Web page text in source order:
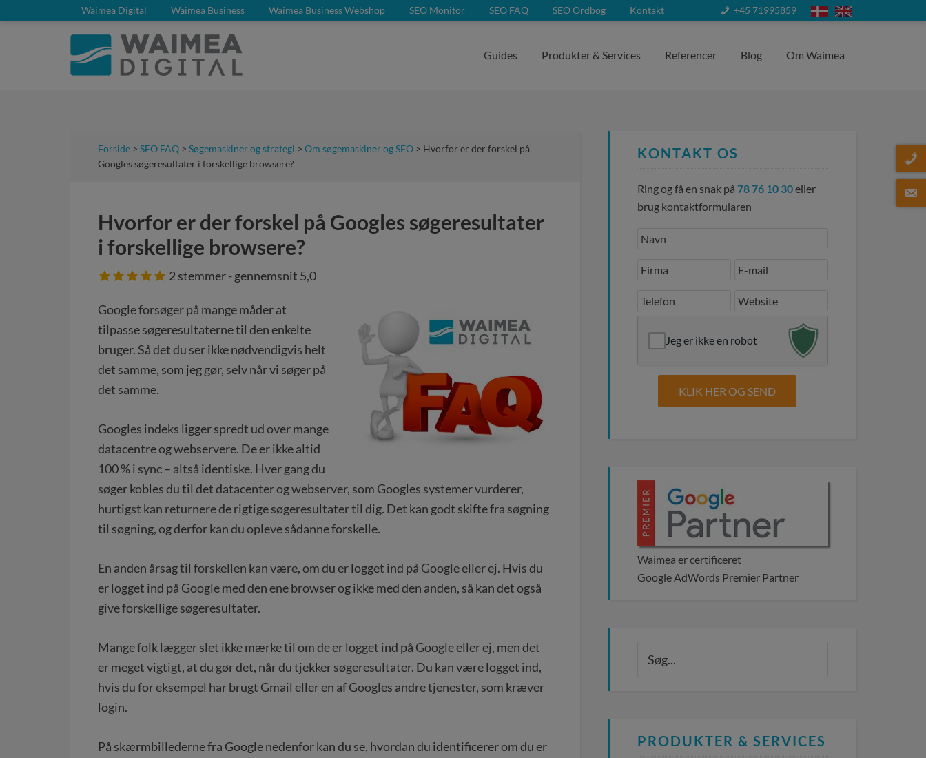
Waimea Digital Waimea Business Waimea Business Webshop SEO Monitor SEO FAQ SEO Ordbog Kontakt +45 71995859
Guides Produkter & Services Referencer Blog Om Waimea
Forside > SEO FAQ > Søgemaskiner og strategi > Om søgemaskiner og SEO > Hvorfor er der forskel på
Googles søgeresultater i forskellige browsere?
Hvorfor er der forskel på Googles søgeresultater
i forskellige browsere?
2stemmer - gennemsnit 5,0
Google forsøger på mange måder at
tilpasse søgeresultaterne til den enkelte
bruger. Så det du ser ikke nødvendigvis helt
det samme, som jeg gør, selv når vi søger på
det samme.
Googles indeks ligger spredt ud over mange
datacentre og webservere. De er ikke altid
100 % i sync – altså identiske. Hver gang du
søger kobles du til det datacenter og webserver, som Googles systemer vurderer,
hurtigst kan returnere de rigtige søgeresultater til dig. Det kan godt skifte fra søgning
til søgning, og derfor kan du opleve sådanne forskelle.
En anden årsag til forskellen kan være, om du er logget ind på Google eller ej. Hvis du
er logget ind på Google med den ene browser og ikke med den anden, så kan det også
give forskellige søgeresultater.
Mange folk lægger slet ikke mærke til om de er logget ind på Google eller ej, men det
er meget vigtigt, at du gør det, når du tjekker søgeresultater. Du kan være logget ind,
hvis du for eksempel har brugt Gmail eller en af Googles andre tjenester, som kræver
login.
På skærmbillederne fra Google nedenfor kan du se, hvordan du identificerer om du er
KONTAKT OS
Ring og få en snak på 78 76 10 30eller
brug kontaktformularen
Jeg er ikke en robot
Waimea er certificeret
Google AdWords Premier Partner
PRODUKTER & SERVICES